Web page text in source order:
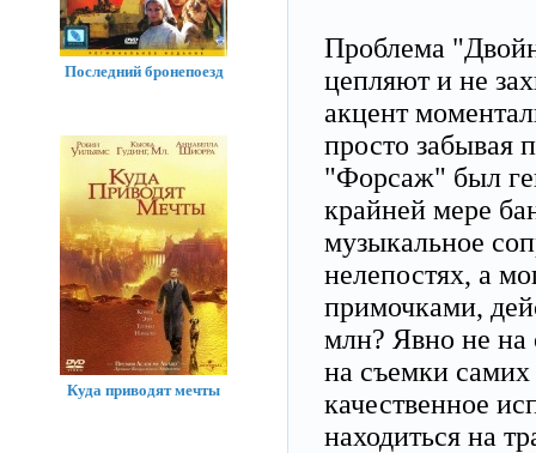
Проблема
цепляют и не
акцент
просто забывая
"Форсаж" был
крайней мере
музыкальное
нелепостях, а
примочками,
млн? Явно не
на съемки самих
качественное
находиться на
Последний бронепоезд
Куда приводят мечты